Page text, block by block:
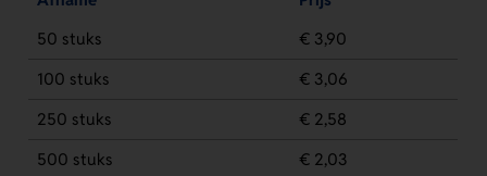
50 stuks
€ 3,90
100 stuks
€ 3,06
250 stuks
€ 2,58
500 stuks
€ 2,03